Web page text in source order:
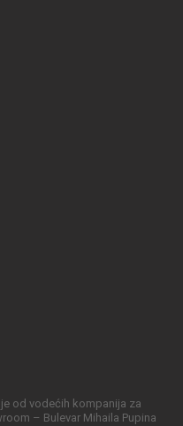
od vodećih kompanija za
– Bulevar Mihaila Pupina